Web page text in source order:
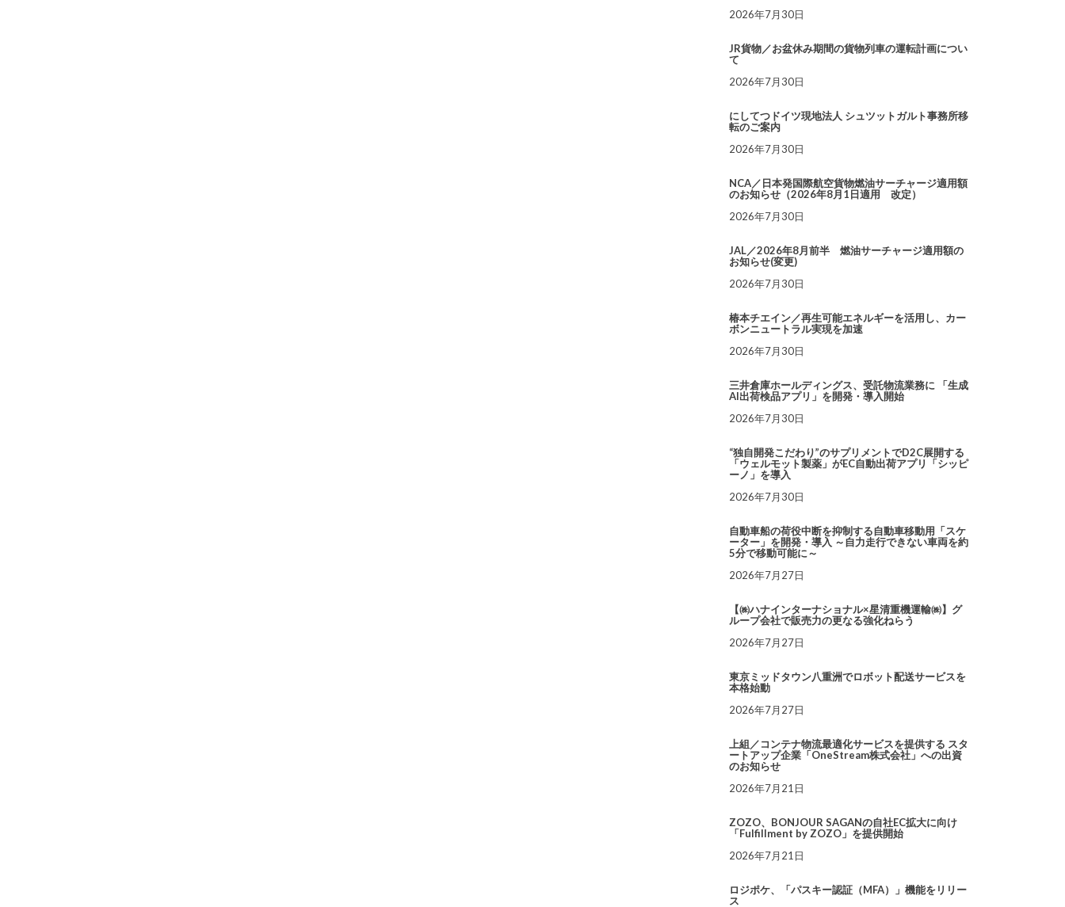
2026年7月30日
JR貨物／お盆休み期間の貨物列車の運転計画につい
て
2026年7月30日
にしてつドイツ現地法人 シュツットガルト事務所移
転のご案内
2026年7月30日
NCA／日本発国際航空貨物燃油サーチャージ適用額
のお知らせ（2026年8月1日適用 改定）
2026年7月30日
JAL／2026年8月前半 燃油サーチャージ適用額の
お知らせ(変更)
2026年7月30日
椿本チエイン／再生可能エネルギーを活用し、カー
ボンニュートラル実現を加速
2026年7月30日
三井倉庫ホールディングス、受託物流業務に 「生成
AI出荷検品アプリ」を開発・導入開始
2026年7月30日
“独自開発こだわり”のサプリメントでD2C展開する
「ウェルモット製薬」がEC自動出荷アプリ「シッピ
ーノ」を導入
2026年7月30日
自動車船の荷役中断を抑制する自動車移動用「スケ
ーター」を開発・導入 ～自力走行できない車両を約
5分で移動可能に～
2026年7月27日
【㈱ハナインターナショナル×星清重機運輸㈱】グ
ループ会社で販売力の更なる強化ねらう
2026年7月27日
東京ミッドタウン八重洲でロボット配送サービスを
本格始動
2026年7月27日
上組／コンテナ物流最適化サービスを提供する スタ
ートアップ企業「OneStream株式会社」への出資
のお知らせ
2026年7月21日
ZOZO、BONJOUR SAGANの自社EC拡大に向け
「Fulfillment by ZOZO」を提供開始
2026年7月21日
ロジポケ、「パスキー認証（MFA）」機能をリリー
ス